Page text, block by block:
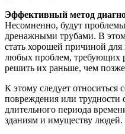
Эффективный метод
Несомненно, будут
дренажными трубами. В
стать хорошей причиной
любых проблем, требующих
решить их раньше, чем
К этому следует относиться
повреждения или трудности
длительного периода
зданиям и имуществу людей.